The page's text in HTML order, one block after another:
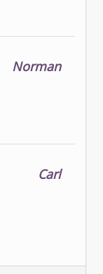
Norman
Carl